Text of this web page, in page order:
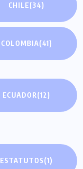
CHILE(34)
COLOMBIA(41)
ECUADOR(12)
ESTATUTOS(1)